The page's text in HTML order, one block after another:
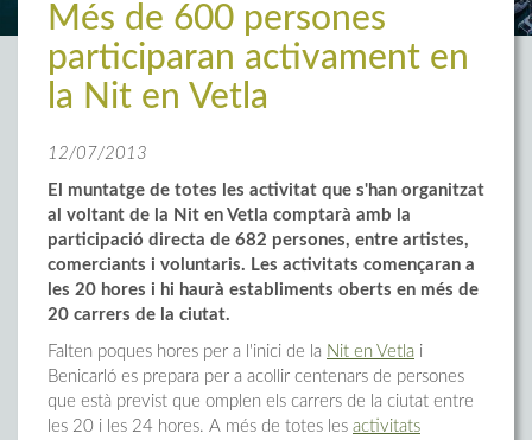
Més de 600 persones
participaran activament en
la Nit en Vetla
12/07/2013
El muntatge de totes les activitat que s'han organitzat
al voltant de la Nit en Vetla comptarà amb la
participació directa de 682 persones, entre artistes,
comerciants i voluntaris. Les activitats començaran a
les 20 hores i hi haurà establiments oberts en més de
20 carrers de la ciutat.
Falten poques hores per a l'inici de la Nit en Vetla i
Benicarló es prepara per a acollir centenars de persones
que està previst que omplen els carrers de la ciutat entre
les 20 i les 24 hores. A més de totes les activitats